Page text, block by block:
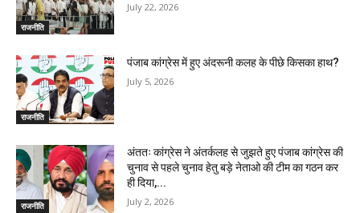
राजनीति
July 22, 2026
राजनीति
पंजाब कांग्रेस में हुए अंदरूनी कलह के पीछे किसका हाथ?
July 5, 2026
राजनीति
अंततः कांग्रेस ने अंतर्कलह से जुझते हुए पंजाब कांग्रेस की
चुनाव से पहले चुनाव हेतु बड़े नेताओ की टीम का गठन कर
ही दिया,...
July 2, 2026